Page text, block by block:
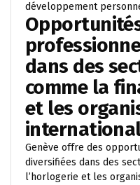
développement
dans des
comme la
et les
Genève offre des
diversifiées dans des
l’horlogerie et les